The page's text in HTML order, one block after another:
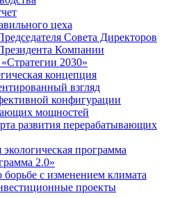
цеха
Совета Директоров
Компании
2030»
концепция
взгляд
конфигурации
мощностей
развития перерабатывающих
программа
2.0»
борьбе с изменением климата
проекты